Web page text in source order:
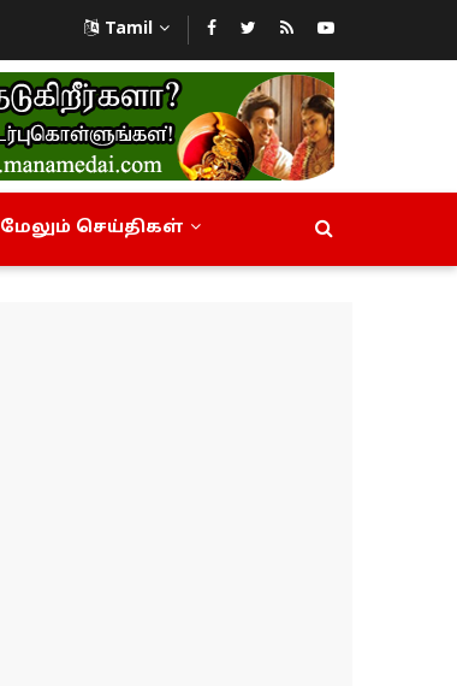
Tamil
மேலும் செய்திகள்